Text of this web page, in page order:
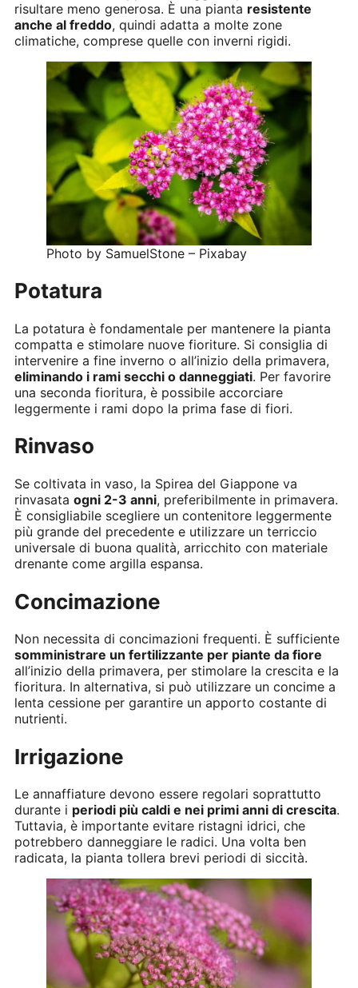
risultare meno generosa. È una pianta resistente
anche al freddo, quindi adatta a molte zone
climatiche, comprese quelle con inverni rigidi.
Photo by SamuelStone – Pixabay
Potatura
La potatura è fondamentale per mantenere la pianta
compatta e stimolare nuove fioriture. Si consiglia di
intervenire a fine inverno o all’inizio della primavera,
eliminando i rami secchi o danneggiati. Per favorire
una seconda fioritura, è possibile accorciare
leggermente i rami dopo la prima fase di fiori.
Rinvaso
Se coltivata in vaso, la Spirea del Giappone va
rinvasata ogni 2-3 anni, preferibilmente in primavera.
È consigliabile scegliere un contenitore leggermente
più grande del precedente e utilizzare un terriccio
universale di buona qualità, arricchito con materiale
drenante come argilla espansa.
Concimazione
Non necessita di concimazioni frequenti. È sufficiente
somministrare un fertilizzante per piante da fiore
all’inizio della primavera, per stimolare la crescita e la
fioritura. In alternativa, si può utilizzare un concime a
lenta cessione per garantire un apporto costante di
nutrienti.
Irrigazione
Le annaffiature devono essere regolari soprattutto
durante i periodi più caldi e nei primi anni di crescita.
Tuttavia, è importante evitare ristagni idrici, che
potrebbero danneggiare le radici. Una volta ben
radicata, la pianta tollera brevi periodi di siccità.